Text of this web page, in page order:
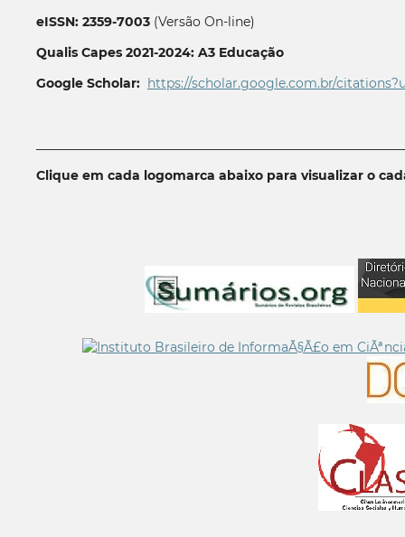
eISSN: 2359-7003(Versão On-line)
Qualis Capes 2021-2024: A3 Educação
Google Scholar: https://scholar.google.com.br/
Clique em cada logomarca abaixo para visualizar o